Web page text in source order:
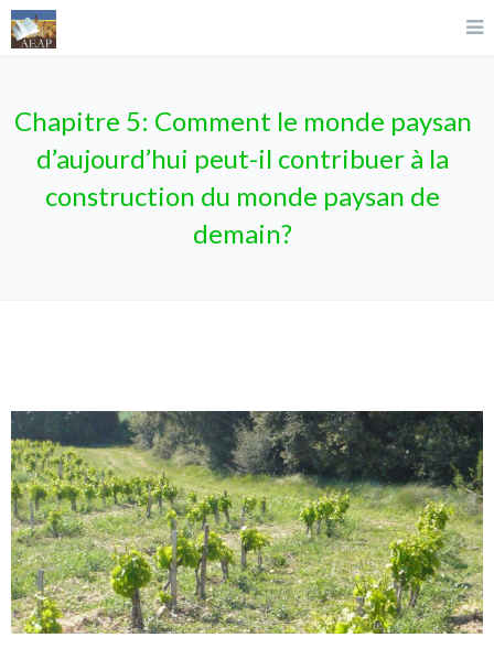
Chapitre 5: Comment le monde paysan
d’aujourd’hui peut-il contribuer à la
construction du monde paysan de
demain?